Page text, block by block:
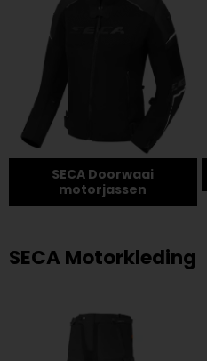
SECA Doorwaai
motorjassen
SECA Motorkleding